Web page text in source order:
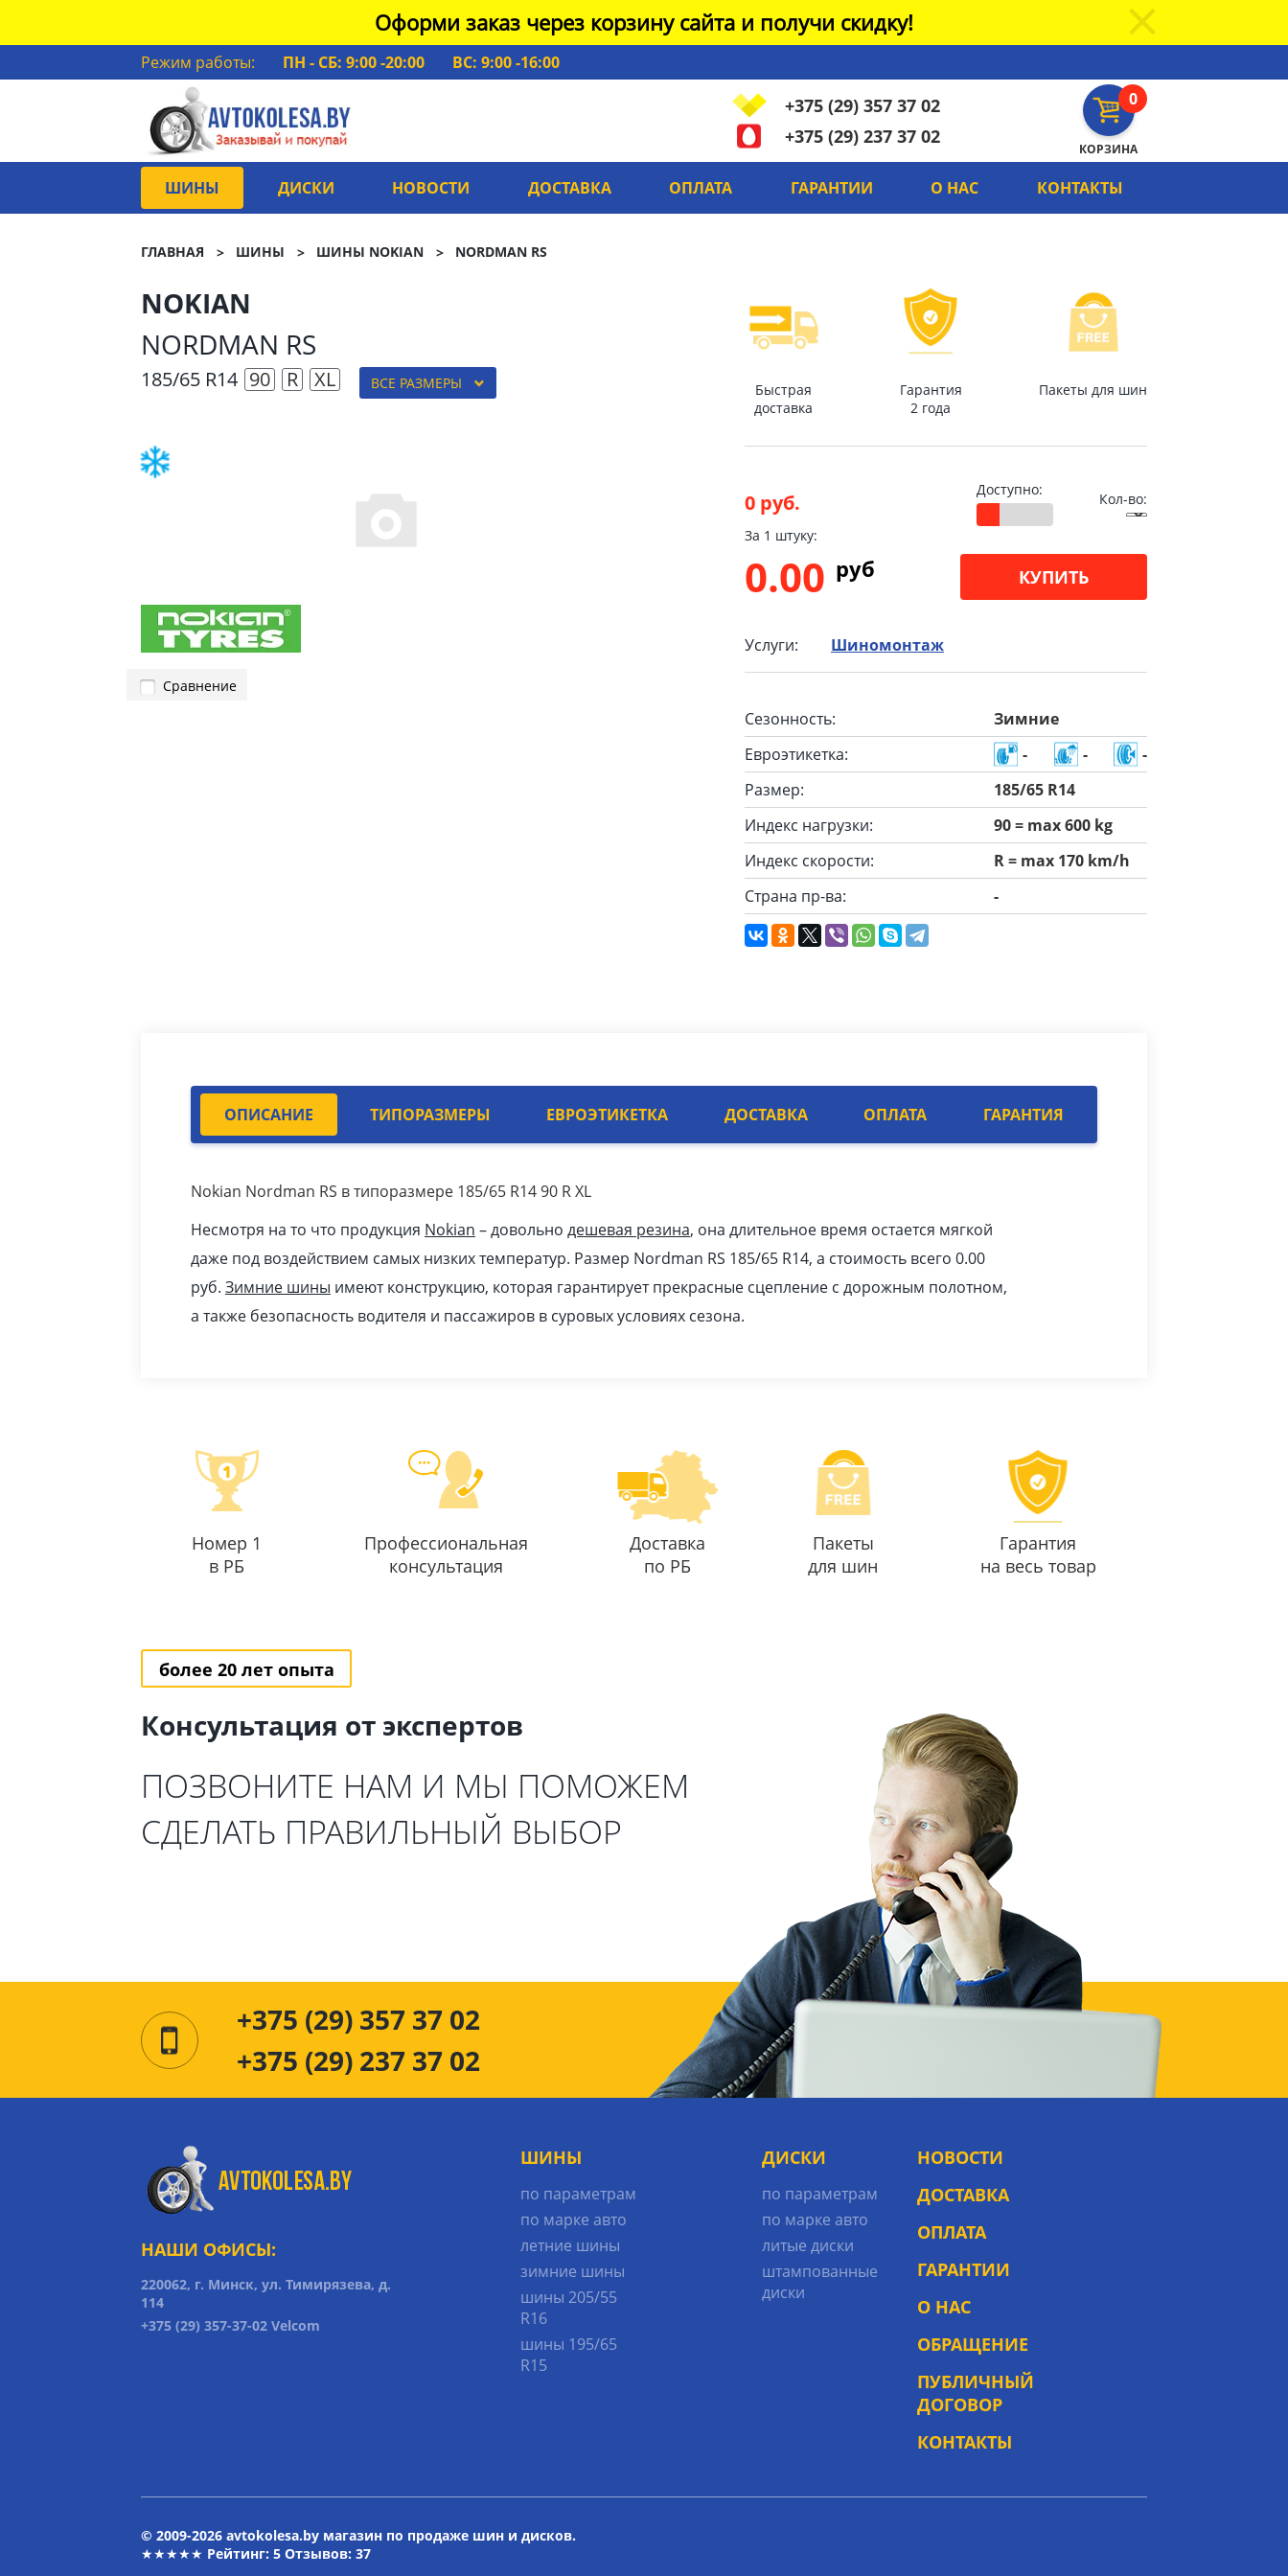
Оформи заказ через корзину сайта и получи скидку!
Режим работы: ПН - СБ: 9:00 -20:00
ВС: 9:00 -16:00
0
КОРЗИНА
+375 (29) 357 37 02
+375 (29) 237 37 02
ШИНЫ ДИСКИ НОВОСТИ ДОСТАВКА ОПЛАТА ГАРАНТИИ О НАС КОНТАКТЫ
ГЛАВНАЯ ШИНЫ ШИНЫ NOKIAN NORDMAN RS
NOKIAN
NORDMAN RS
185/65 R14 90 R XL ВСЕ РАЗМЕРЫ
Сравнение
Быстрая
доставка
Гарантия
2 года
Пакеты для шин
0 руб.
Доступно:
Кол-во:
За 1 штуку:
0.00 pуб КУПИТЬ
Услуги: Шиномонтаж
Сезонность:
Зимние
Евроэтикетка:
- -
-
Размер:
185/65 R14
Индекс нагрузки:
90 = max 600 kg
Индекс скорости:
R = max 170 km/h
Страна пр-ва:
-
ОПИСАНИЕ ТИПОРАЗМЕРЫ ЕВРОЭТИКЕТКА ДОСТАВКА ОПЛАТА ГАРАНТИЯ
Nokian Nordman RS в типоразмере 185/65 R14 90 R XL
Несмотря на то что продукция Nokian – довольно дешевая резина, она длительное время остается мягкой
даже под воздействием самых низких температур. Размер Nordman RS 185/65 R14, а стоимость всего 0.00
pуб. Зимние шины имеют конструкцию, которая гарантирует прекрасные сцепление с дорожным полотном,
а также безопасность водителя и пассажиров в суровых условиях сезона.
Номер 1
в РБ
Профессиональная
консультация
Доставка
по РБ
Пакеты
для шин
Гарантия
на весь товар
более 20 лет опыта
Консультация от экспертов
ПОЗВОНИТЕ НАМ И МЫ ПОМОЖЕМ
СДЕЛАТЬ ПРАВИЛЬНЫЙ ВЫБОР
+375 (29) 357 37 02
+375 (29) 237 37 02
НАШИ ОФИСЫ:
220062, г. Минск, ул. Тимирязева, д.
114
+375 (29) 357-37-02 Velcom
ШИНЫ
по параметрам
по марке авто
летние шины
зимние шины
шины 205/55
R16
шины 195/65
R15
ДИСКИ
по параметрам
по марке авто
литые диски
штампованные
диски
НОВОСТИ
ДОСТАВКА
ОПЛАТА
ГАРАНТИИ
О НАС
ОБРАЩЕНИЕ
ПУБЛИЧНЫЙ
ДОГОВОР
КОНТАКТЫ
© 2009-2026 avtokolesa.by магазин по продаже шин и дисков.
★★★★★ Рейтинг: 5 Отзывов: 37